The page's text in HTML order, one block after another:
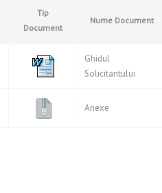
Tip
Document
Nume Document
Ghidul
Solicitantului
Anexe